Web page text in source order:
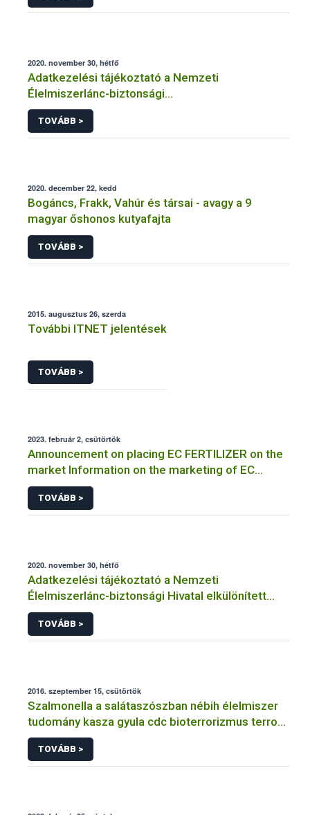
2020. november 30, hétfő
Adatkezelési tájékoztató a Nemzeti
Élelmiszerlánc-biztonsági
Hivatal tevékenységéhez kötődő érintetti jogok
gyakorlásával összefüggő adatkezeléseihez
TOVÁBB >
2020. december 22, kedd
Bogáncs, Frakk, Vahúr és társai - avagy a 9
magyar őshonos kutyafajta
TOVÁBB >
2015. augusztus 26, szerda
További ITNET jelentések
TOVÁBB >
2023. február 2, csütörtök
Announcement on placing EC FERTILIZER on the
market Information on the marketing of EC
FERTILIZER and the application for a certificate
TOVÁBB >
2020. november 30, hétfő
Adatkezelési tájékoztató a Nemzeti
Élelmiszerlánc-biztonsági Hivatal elkülönített
visszaélés-bejelentési rendszerhez kapcsolódó
adatkezeléséhez
TOVÁBB >
2016. szeptember 15, csütörtök
Szalmonella a salátaszószban nébih élelmiszer
tudomány kasza gyula cdc bioterrorizmus terror
lépfene
TOVÁBB >